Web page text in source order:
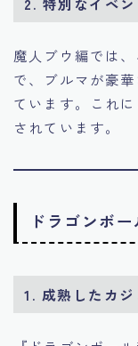
魔人ブウ編では
で、ブルマが豪
ています。これ
されています。
ドラゴンボ
1. 成熟したカ